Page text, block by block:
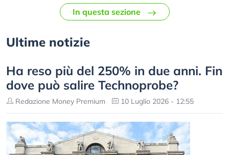
In questa sezione
Ultime notizie
Ha reso più del 250% in due anni. Fin
dove può salire Technoprobe?
Redazione Money Premium 10 Luglio 2026 - 12:55